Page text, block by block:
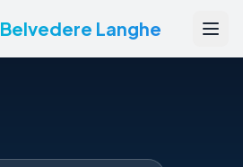
Belvedere Langhe